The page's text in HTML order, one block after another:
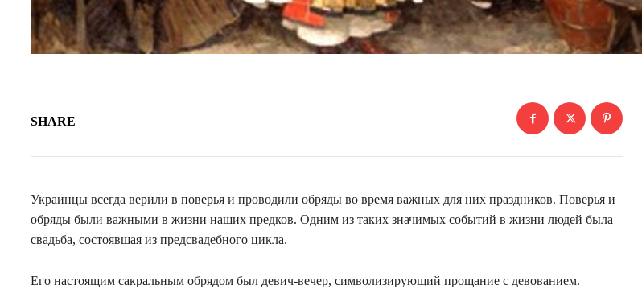
SHARE
Украинцы всегда верили в поверья и проводили обряды во время важных для них праздников. Поверья и
обряды были важными в жизни наших предков. Одним из таких значимых событий в жизни людей была
свадьба, состоявшая из предсвадебного цикла.
Его настоящим сакральным обрядом был девич-вечер, символизирующий прощание с девованием.